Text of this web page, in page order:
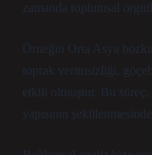
zamanda toplumsal
Örneğin Orta Asya
toprak verimsizliği,
etkili olmuştur. Bu
yapısının